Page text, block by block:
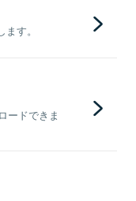
す。
ードできま